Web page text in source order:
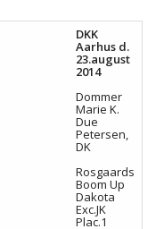
DKK
Aarhus d.
23.august
2014
Dommer
Marie K.
Due
Petersen,
DK
Rosgaards
Boom Up
Dakota
Exc.JK
Plac.1